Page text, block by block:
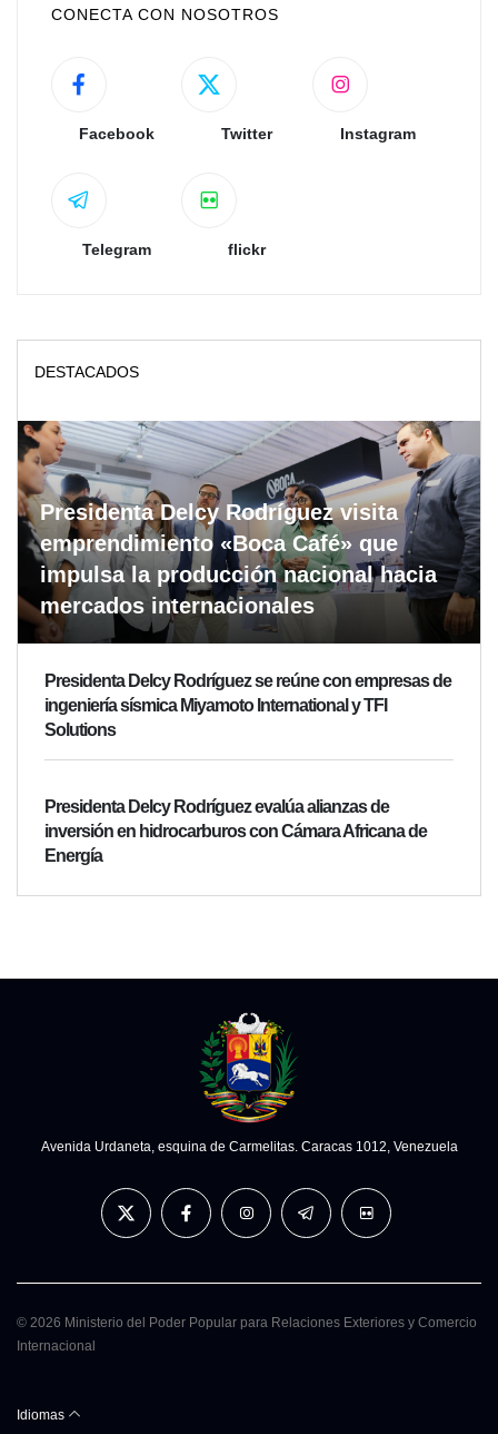
CONECTA CON NOSOTROS
Facebook Twitter Instagram
Telegram flickr
DESTACADOS
Presidenta Delcy Rodríguez visita
emprendimiento «Boca Café» que
impulsa la producción nacional hacia
mercados internacionales
Presidenta Delcy Rodríguez se reúne con empresas de
ingeniería sísmica Miyamoto International y TFI
Solutions
Presidenta Delcy Rodríguez evalúa alianzas de
inversión en hidrocarburos con Cámara Africana de
Energía
Avenida Urdaneta, esquina de Carmelitas. Caracas 1012, Venezuela
© 2026 Ministerio del Poder Popular para Relaciones Exteriores y Comercio
Internacional
Idiomas